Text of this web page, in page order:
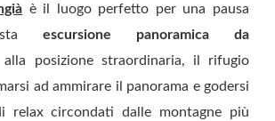
è il luogo perfetto per una pausa
escursione panoramica da
posizione straordinaria, il rifugio
ad ammirare il panorama e godersi
relax circondati dalle montagne più